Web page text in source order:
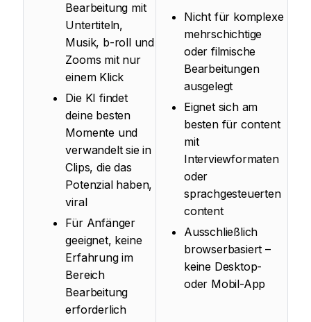
Bearbeitung mit
Untertiteln,
Musik, b-roll und
Zooms mit nur
einem Klick
Die KI findet
deine besten
Momente und
verwandelt sie in
Clips, die das
Potenzial haben,
viral
Für Anfänger
geeignet, keine
Erfahrung im
Bereich
Bearbeitung
erforderlich
Nicht für komplexe
mehrschichtige
oder filmische
Bearbeitungen
ausgelegt
Eignet sich am
besten für content
mit
Interviewformaten
oder
sprachgesteuerten
content
Ausschließlich
browserbasiert –
keine Desktop-
oder Mobil-App